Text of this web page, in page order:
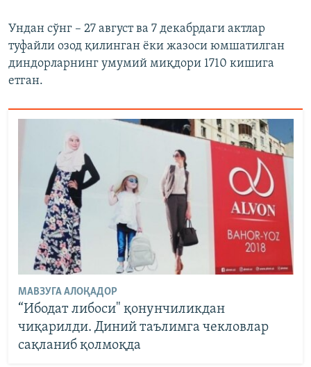
Ундан сўнг – 27 август ва 7 декабрдаги актлар
туфайли озод қилинган ёки жазоси юмшатилган
диндорларнинг умумий миқдори 1710 кишига
етган.
МАВЗУГА АЛОҚАДОР
“Ибодат либоси" қонунчиликдан
чиқарилди. Диний таълимга чекловлар
сақланиб қолмоқда